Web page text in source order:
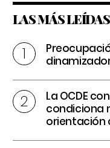
LAS MÁS LEÍDAS
La OCDE
condiciona
orientación